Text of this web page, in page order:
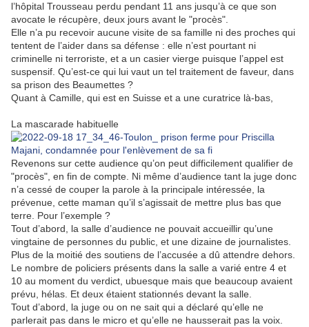
l’hôpital Trousseau perdu pendant 11 ans jusqu’à ce que son
avocate le récupère, deux jours avant le "procès".
Elle n’a pu recevoir aucune visite de sa famille ni des proches qui
tentent de l’aider dans sa défense : elle n’est pourtant ni
criminelle ni terroriste, et a un casier vierge puisque l’appel est
suspensif. Qu’est-ce qui lui vaut un tel traitement de faveur, dans
sa prison des Beaumettes ?
Quant à Camille, qui est en Suisse et a une curatrice là-bas,
La mascarade habituelle
Revenons sur cette audience qu’on peut difficilement qualifier de
"procès", en fin de compte. Ni même d’audience tant la juge donc
n’a cessé de couper la parole à la principale intéressée, la
prévenue, cette maman qu’il s’agissait de mettre plus bas que
terre. Pour l’exemple ?
Tout d’abord, la salle d’audience ne pouvait accueillir qu’une
vingtaine de personnes du public, et une dizaine de journalistes.
Plus de la moitié des soutiens de l’accusée a dû attendre dehors.
Le nombre de policiers présents dans la salle a varié entre 4 et
10 au moment du verdict, ubuesque mais que beaucoup avaient
prévu, hélas. Et deux étaient stationnés devant la salle.
Tout d’abord, la juge ou on ne sait qui a déclaré qu’elle ne
parlerait pas dans le micro et qu’elle ne hausserait pas la voix.